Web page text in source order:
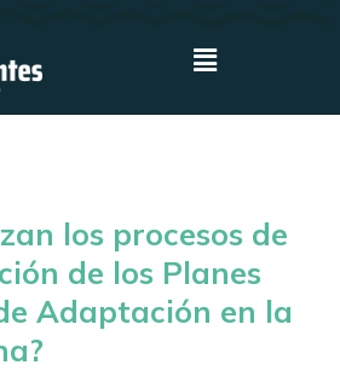
los procesos de
de los Planes
Adaptación en la